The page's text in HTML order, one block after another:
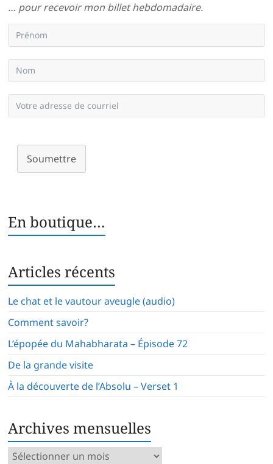
… pour recevoir mon billet hebdomadaire.
Soumettre
En boutique…
Articles récents
Le chat et le vautour aveugle (audio)
Comment savoir?
L’épopée du Mahabharata – Épisode 72
De la grande visite
À la découverte de l’Absolu – Verset 1
Archives mensuelles
Archives